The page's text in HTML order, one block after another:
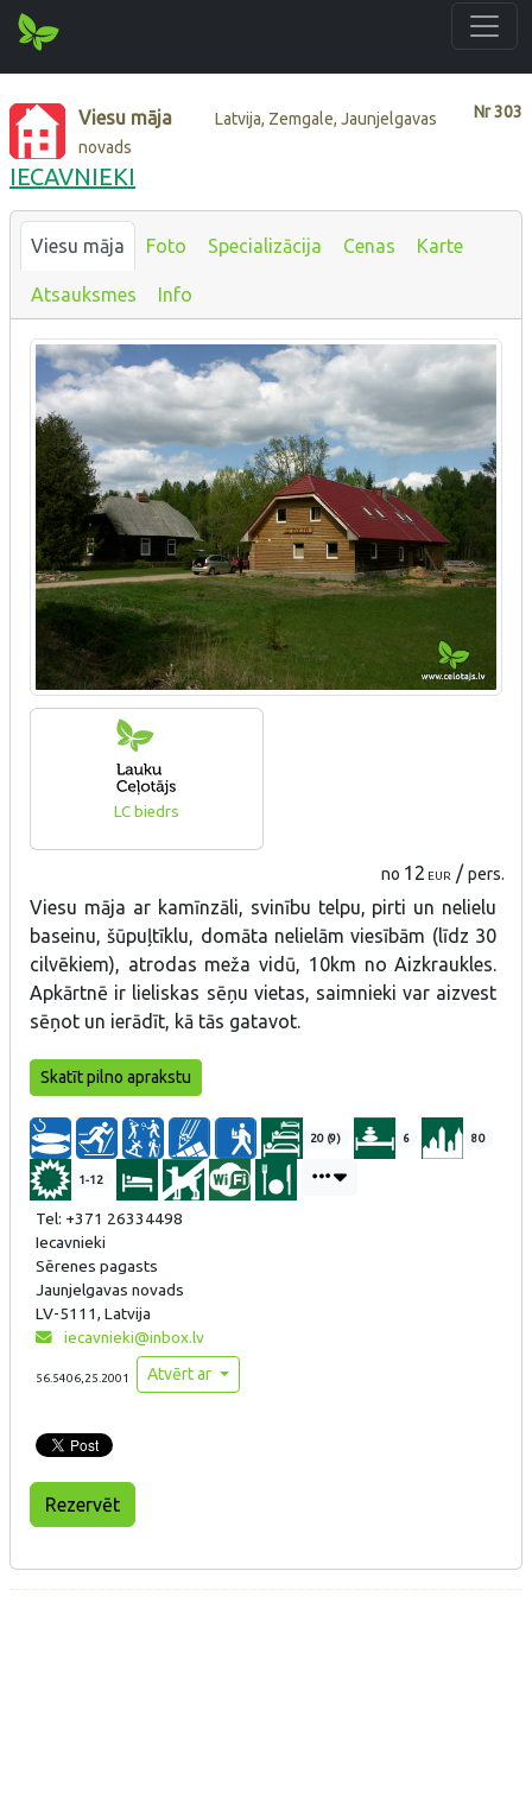
Nr303
Viesu māja
Latvija, Zemgale, Jaunjelgavas
novads
IECAVNIEKI
Viesu māja Foto Specializācija Cenas Karte
Atsauksmes Info
LC biedrs
no 12 EUR /pers.
Viesu māja ar kamīnzāli, svinību telpu, pirti un nelielu
baseinu, šūpuļtīklu, domāta nelielām viesībām (līdz 30
cilvēkiem), atrodas meža vidū, 10km no Aizkraukles.
Apkārtnē ir lieliskas sēņu vietas, saimnieki var aizvest
sēņot un ierādīt, kā tās gatavot.
Skatīt pilno aprakstu
20 (9) 6 80
1-12
Tel: +371 26334498
Iecavnieki
Sērenes pagasts
Jaunjelgavas novads
LV-5111, Latvija
iecavnieki@inbox.lv
56.5406,25.2001 Atvērt ar
Rezervēt